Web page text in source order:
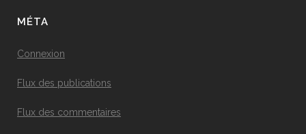
MÉTA
Connexion
Flux des publications
Flux des commentaires